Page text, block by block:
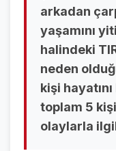
VİDEO GALERİ
FOTO GALERİ
KURUMSAL
HAKKIMIZDA
arkadan
yaşamını
halindeki
neden
kişi
toplam 5
olaylarla